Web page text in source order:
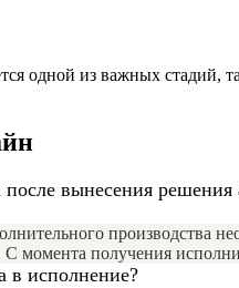
одной из важных стадий,
вынесения решения
производства
момента получения
в исполнение?